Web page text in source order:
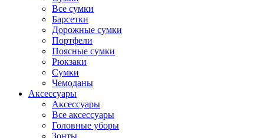
Все сумки
Барсетки
Дорожные сумки
Портфели
Поясные сумки
Рюкзаки
Сумки
Чемоданы
Аксессуары
Аксессуары
Все аксессуары
Головные уборы